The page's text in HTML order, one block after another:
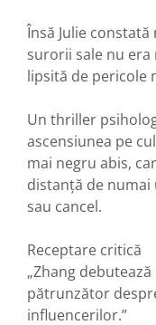
Însă Julie
surorii sale nu era
lipsită de pericole
Un thriller
ascensiunea pe
mai negru abis,
distanță de numai
sau cancel.
Receptare critică
„Zhang
pătrunzător
influencerilor.”